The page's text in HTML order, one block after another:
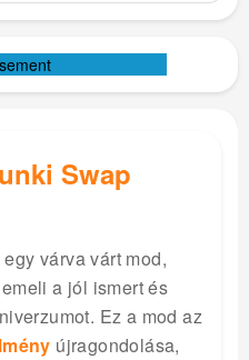
Swap
egy várva várt mod,
a jól ismert és
Ez a mod az
újragondolása,